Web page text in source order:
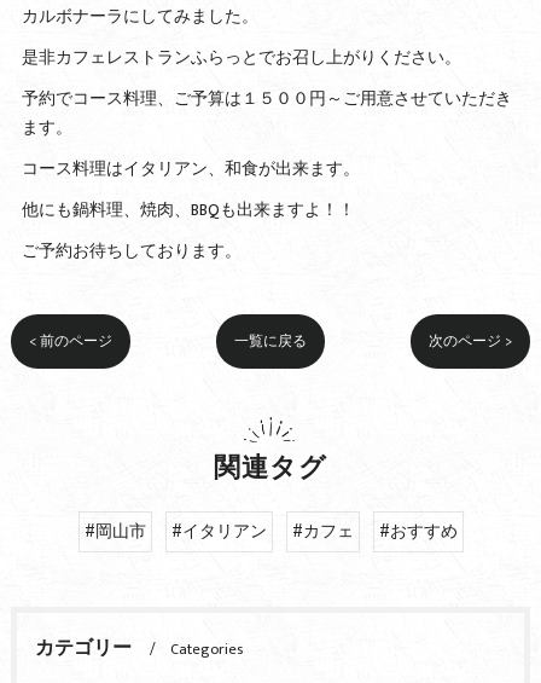
カルボナーラにしてみました。
是非カフェレストランふらっとでお召し上がりください。
予約でコース料理、ご予算は１５００円～ご用意させていただき
ます。
コース料理はイタリアン、和食が出来ます。
他にも鍋料理、焼肉、BBQも出来ますよ！！
ご予約お待ちしております。
< 前のページ 一覧に戻る 次のページ >
関連タグ
#岡山市 #イタリアン #カフェ #おすすめ
カテゴリー
Categories